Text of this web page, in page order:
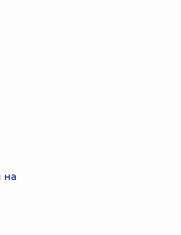
на